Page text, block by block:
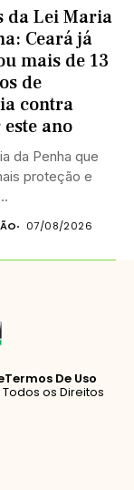
da Lei Maria
Ceará já
mais de 13
de
contra
ano
da Penha que
proteção e
07/08/2026
Termos De Uso
os Direitos